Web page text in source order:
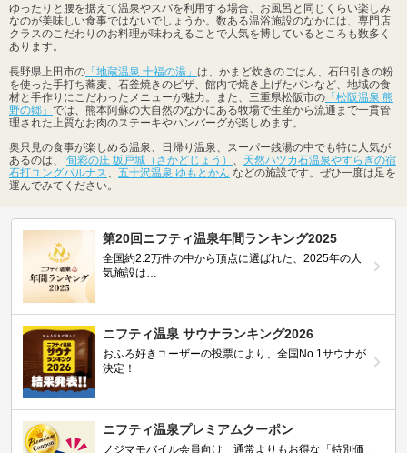
ゆったりと腰を据えて温泉やスパを利用する場合、お風呂と同じくらい楽しみ
なのが美味しい食事ではないでしょうか。数ある温浴施設のなかには、専門店
クラスのこだわりのお料理が味わえることで人気を博しているところも数多く
あります。
長野県上田市の 「地蔵温泉 十福の湯」 は、かまど炊きのごはん、石臼引きの粉
を使った手打ち蕎麦、石釜焼きのピザ、館内で焼き上げたパンなど、地域の食
材と手作りにこだわったメニューが魅力。また、三重県松阪市の 「松阪温泉 熊
野の郷」 では、熊本阿蘇の大自然のなかにある牧場で生産から流通まで一貫管
理された上質なお肉のステーキやハンバーグが楽しめます。
奥只見の食事が楽しめる温泉、日帰り温泉、スーパー銭湯の中でも特に人気が
あるのは、 旬彩の庄 坂戸城（さかどじょう）
天然ハツカ石温泉やすらぎの宿
石打ユングパルナス
五十沢温泉 ゆもとかん などの施設です。ぜひ一度は足を
運んでみてください。
第20回ニフティ温泉年間ランキング2025
全国約2.2万件の中から頂点に選ばれた、2025年の人
気施設は…
ニフティ温泉 サウナランキング2026
おふろ好きユーザーの投票により、全国No.1サウナが
決定！
ニフティ温泉プレミアムクーポン
ノジマモバイル会員向け 通常よりもお得な「特別価